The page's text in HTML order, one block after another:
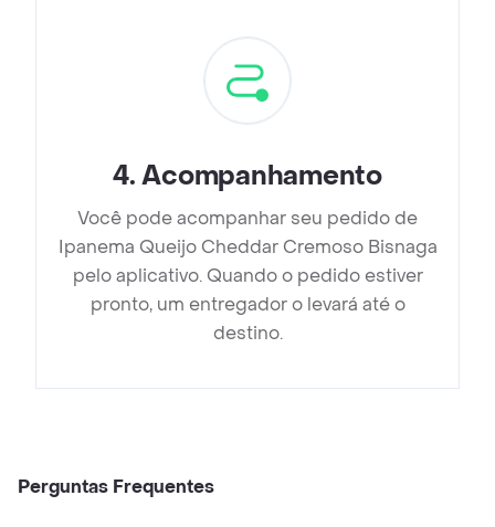
4.Acompanhamento
Você pode acompanhar seu pedido de
Ipanema Queijo Cheddar Cremoso Bisnaga
pelo aplicativo. Quando o pedido estiver
pronto, um entregador o levará até o
destino.
Perguntas Frequentes